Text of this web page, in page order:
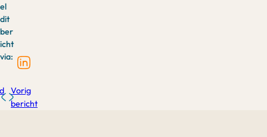
el
dit
ber
icht
via:
Vorig
bericht